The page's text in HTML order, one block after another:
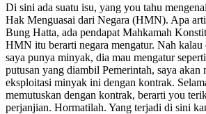
Di sini ada suatu isu, yang you tahu
Hak Menguasai dari Negara (HMN). Apa
Bung Hatta, ada pendapat Mahkamah
HMN itu berarti negara mengatur. Nah kalau
saya punya minyak, dia mau mengatur
putusan yang diambil Pemerintah, saya akan
eksploitasi minyak ini dengan kontrak.
memutuskan dengan kontrak, berarti you
perjanjian. Hormatilah. Yang terjadi di sini